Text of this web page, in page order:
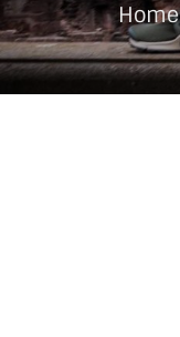
Home